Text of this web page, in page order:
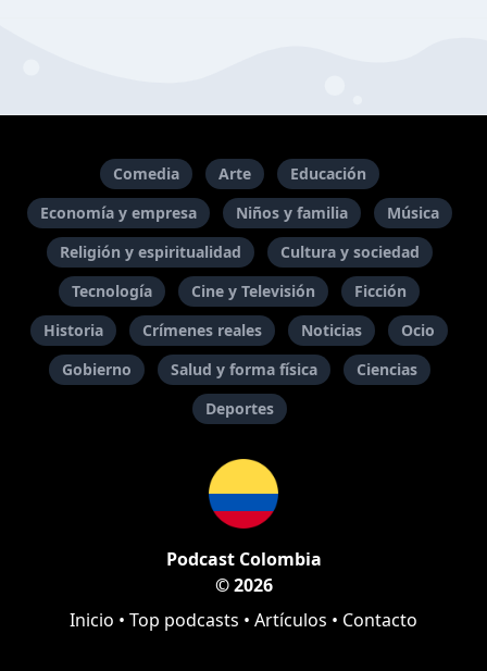
Comedia Arte
Educación
Economía y empresa
Niños y familia
Música
Religión y espiritualidad
Cultura y sociedad
Tecnología
Cine y Televisión
Ficción
Historia
Crímenes reales Noticias
Ocio
Gobierno
Salud y forma física
Ciencias
Deportes
Podcast Colombia
© 2026
Inicio • Top podcasts • Artículos • Contacto